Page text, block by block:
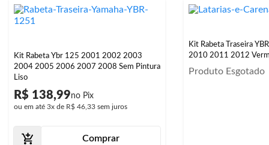
Kit Rabeta Ybr 125 2001 2002 2003
2004 2005 2006 2007 2008 Sem Pintura
Liso
R$ 138,99
ou em até 3x de R$ 46,33 sem juros
Comprar
Kit Rabeta Traseira
2010 2011 2012
Produto Esgotado